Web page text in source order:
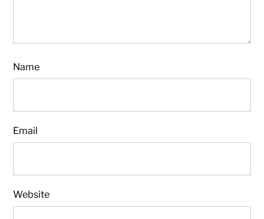
Name
Email
Website